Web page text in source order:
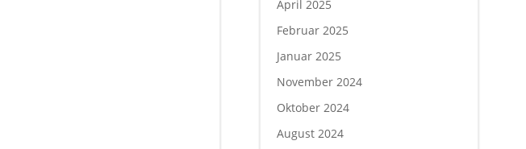
April 2025
Februar 2025
Januar 2025
November 2024
Oktober 2024
August 2024